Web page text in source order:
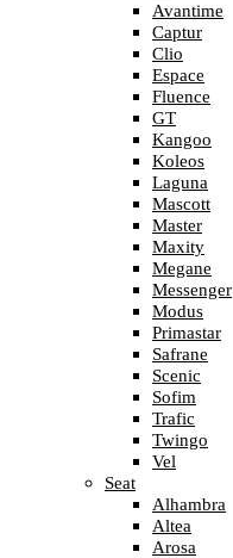
Avantime
Captur
Clio
Espace
Fluence
GT
Kangoo
Koleos
Laguna
Mascott
Master
Maxity
Megane
Messenger
Modus
Primastar
Safrane
Scenic
Sofim
Trafic
Twingo
Vel
Seat
Alhambra
Altea
Arosa